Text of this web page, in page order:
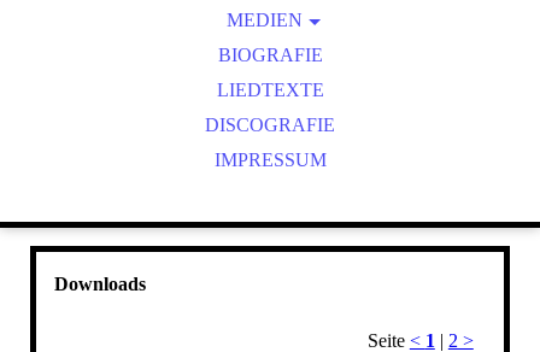
MEDIEN
MEDIEN S2
BIOGRAFIE
LIEDTEXTE
DISCOGRAFIE
IMPRESSUM
Downloads
Seite < 1 | 2 >